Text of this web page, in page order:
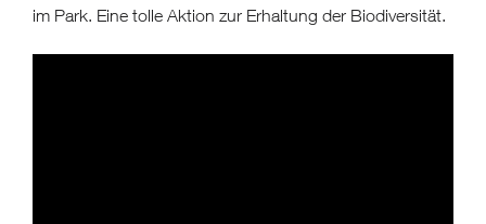
im Park. Eine tolle Aktion zur Erhaltung der Biodiversität.